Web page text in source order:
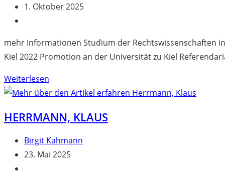
Autor:
Beitrag
1. Oktober 2025
mehr Informationen Studium der Rechtswissenschaften
Kiel 2022 Promotion an der Universität zu Kiel
Weiterlesen
Nicolas
HERRMANN, KLAUS
Beitrags-
Autor:
Birgit Kahmann
Beitrag
23. Mai 2025